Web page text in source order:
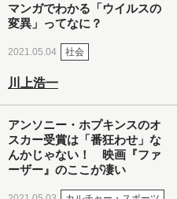
マンガでわかる「ウイルスの
変異」ってなに？
2021.05.04 社会
川上浩一
アンソニー・ホプキンスのオ
スカー受賞は「番狂わせ」な
んかじゃない！ 映画『ファ
ーザー』のここが凄い